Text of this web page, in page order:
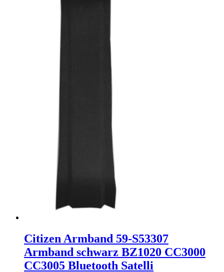
Citizen Armband 59-S53307
Armband schwarz BZ1020 CC3000
CC3005 Bluetooth Satelli